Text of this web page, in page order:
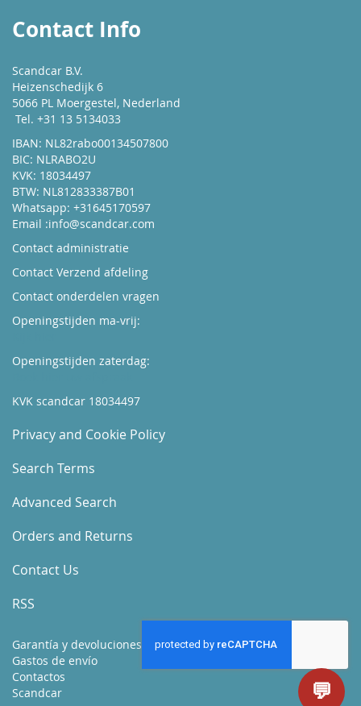
Contact Info
Scandcar B.V.
Heizenschedijk 6
5066 PL Moergestel, Nederland
Tel. +31 13 5134033
IBAN: NL82rabo00134507800
BIC: NLRABO2U
KVK: 18034497
BTW: NL812833387B01
Whatsapp: +31645170597
Email :info@scandcar.com
Contact administratie
Contact Verzend afdeling
Contact onderdelen vragen
Openingstijden ma-vrij:
Openingstijden zaterdag:
KVK scandcar 18034497
Privacy and Cookie Policy
Search Terms
Advanced Search
Orders and Returns
Contact Us
RSS
Garantía y devoluciones
Gastos de envío
Contactos
Scandcar
💬